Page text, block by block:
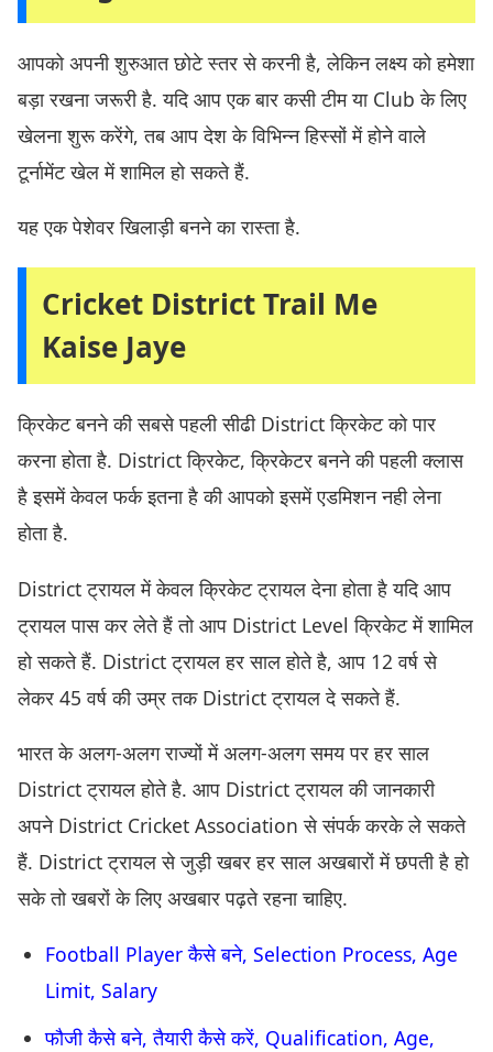
आपको अपनी शुरुआत छोटे स्तर से करनी है, लेकिन लक्ष्य को हमेशा
बड़ा रखना जरूरी है. यदि आप एक बार कसी टीम या Club के लिए
खेलना शुरू करेंगे, तब आप देश के विभिन्न हिस्सों में होने वाले
टूर्नामेंट खेल में शामिल हो सकते हैं.
यह एक पेशेवर खिलाड़ी बनने का रास्ता है.
Cricket District Trail Me
Kaise Jaye
क्रिकेट बनने की सबसे पहली सीढी District क्रिकेट को पार
करना होता है. District क्रिकेट, क्रिकेटर बनने की पहली क्लास
है इसमें केवल फर्क इतना है की आपको इसमें एडमिशन नही लेना
होता है.
District ट्रायल में केवल क्रिकेट ट्रायल देना होता है यदि आप
ट्रायल पास कर लेते हैं तो आप District Level क्रिकेट में शामिल
हो सकते हैं. District ट्रायल हर साल होते है, आप 12 वर्ष से
लेकर 45 वर्ष की उम्र तक District ट्रायल दे सकते हैं.
भारत के अलग-अलग राज्यों में अलग-अलग समय पर हर साल
District ट्रायल होते है. आप District ट्रायल की जानकारी
अपने District Cricket Association से संपर्क करके ले सकते
हैं. District ट्रायल से जुड़ी खबर हर साल अखबारों में छपती है हो
सके तो खबरों के लिए अखबार पढ़ते रहना चाहिए.
Football Player कैसे बने, Selection Process, Age
Limit, Salary
फौजी कैसे बने, तैयारी कैसे करें, Qualification, Age,